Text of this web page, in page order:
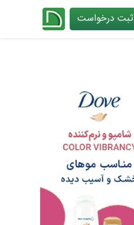
ثبت درخواست